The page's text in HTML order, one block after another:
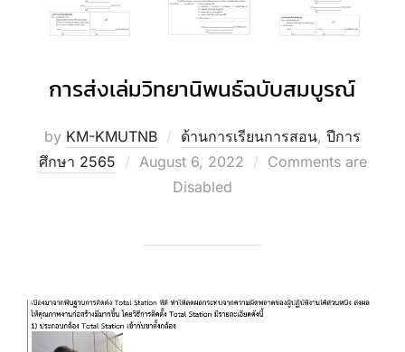
การส่งเล่มวิทยานิพนธ์ฉบับสมบูรณ์
by KM-KMUTNB ด้านการเรียนการสอน, ปีการ
ศึกษา 2565
Posted
August 6, 2022
Comments are
Disabled